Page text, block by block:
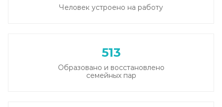
Записаться
Круглосуточный вывод из запоя
Человек устроено на работу
513
Образовано и восстановлено
семейных пар